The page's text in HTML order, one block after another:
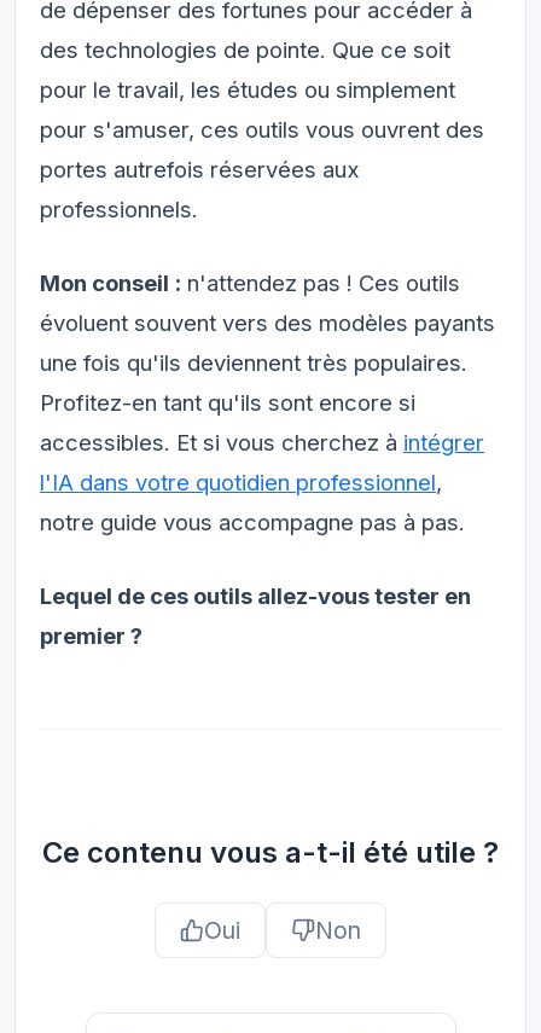
de dépenser des fortunes pour accéder à
des technologies de pointe. Que ce soit
pour le travail, les études ou simplement
pour s'amuser, ces outils vous ouvrent des
portes autrefois réservées aux
professionnels.
Mon conseil : n'attendez pas ! Ces outils
évoluent souvent vers des modèles payants
une fois qu'ils deviennent très populaires.
Profitez-en tant qu'ils sont encore si
accessibles. Et si vous cherchez à intégrer
l'IA dans votre quotidien professionnel,
notre guide vous accompagne pas à pas.
Lequel de ces outils allez-vous tester en
premier ?
Ce contenu vous a-t-il été utile ?
Oui Non